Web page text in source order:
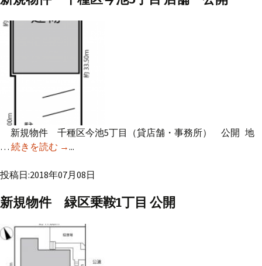
新規物件 千種区今池5丁目（貸店舗・事務所） 公開 地
… 続きを読む 新規物件 千種区今池5丁目 店舗 公開
→...
投稿日:2018年07月08日
新規物件 緑区乗鞍1丁目 公開